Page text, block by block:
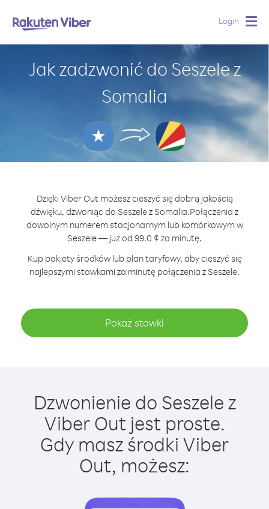
Login
Jak zadzwonić do Seszele z
Somalia
Dzięki Viber Out możesz cieszyć się dobrą jakością
dźwięku, dzwoniąc do Seszele z Somalia.Połączenia z
dowolnym numerem stacjonarnym lub komórkowym w
Seszele — już od 99.0 ¢ za minutę.
Kup pakiety środków lub plan taryfowy, aby cieszyć się
najlepszymi stawkami za minutę połączenia z Seszele.
Pokaż stawki
Dzwonienie do Seszele z
Viber Out jest proste.
Gdy masz środki Viber
Out, możesz: